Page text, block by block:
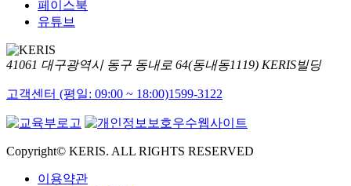
페이스북
유튜브
41061 대구광역시 동구 동내로 64(동내동1119) KERIS빌딩
고객센터 (평일: 09:00 ~ 18:00)1599-3122
Copyright© KERIS. ALL RIGHTS RESERVED
이용약관